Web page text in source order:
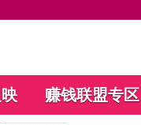
赚钱联盟专区